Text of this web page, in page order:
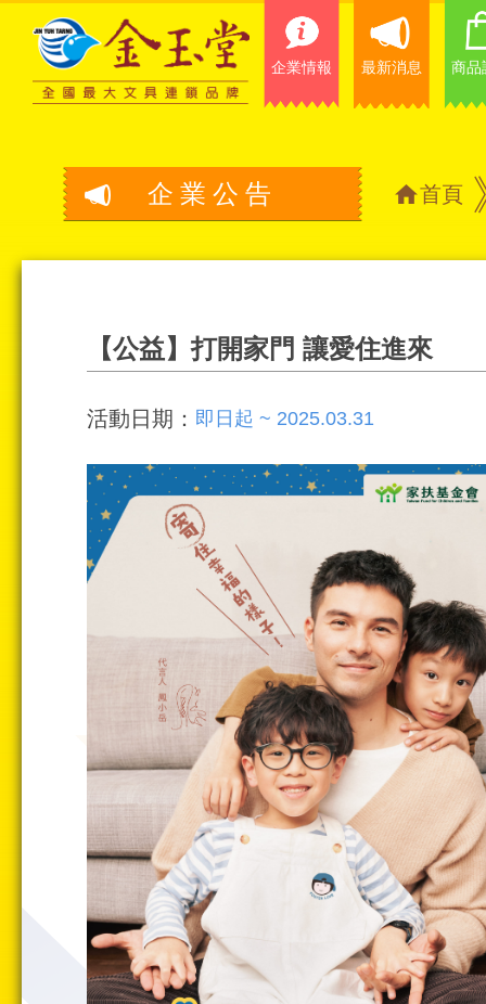
企業情報 最新消息 商品
企業公告 首頁
【公益】打開家門 讓愛住進來
活動日期： 即日起 ~ 2025.03.31